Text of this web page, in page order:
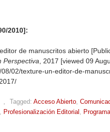
2010]:
de manuscritos abierto
Perspectiva , 2017 [viewed 09
02/texture-un-editor-de-
Tagged: Acceso Abierto
Profesionalización Editorial